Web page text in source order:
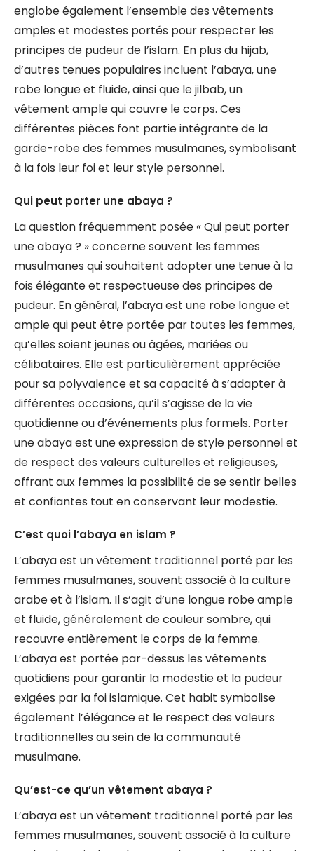
englobe également l’ensemble des vêtements
amples et modestes portés pour respecter les
principes de pudeur de l’islam. En plus du hijab,
d’autres tenues populaires incluent l’abaya, une
robe longue et fluide, ainsi que le jilbab, un
vêtement ample qui couvre le corps. Ces
différentes pièces font partie intégrante de la
garde-robe des femmes musulmanes, symbolisant
à la fois leur foi et leur style personnel.
Qui peut porter une abaya ?
La question fréquemment posée « Qui peut porter
une abaya ? » concerne souvent les femmes
musulmanes qui souhaitent adopter une tenue à la
fois élégante et respectueuse des principes de
pudeur. En général, l’abaya est une robe longue et
ample qui peut être portée par toutes les femmes,
qu’elles soient jeunes ou âgées, mariées ou
célibataires. Elle est particulièrement appréciée
pour sa polyvalence et sa capacité à s’adapter à
différentes occasions, qu’il s’agisse de la vie
quotidienne ou d’événements plus formels. Porter
une abaya est une expression de style personnel et
de respect des valeurs culturelles et religieuses,
offrant aux femmes la possibilité de se sentir belles
et confiantes tout en conservant leur modestie.
C’est quoi l’abaya en islam ?
L’abaya est un vêtement traditionnel porté par les
femmes musulmanes, souvent associé à la culture
arabe et à l’islam. Il s’agit d’une longue robe ample
et fluide, généralement de couleur sombre, qui
recouvre entièrement le corps de la femme.
L’abaya est portée par-dessus les vêtements
quotidiens pour garantir la modestie et la pudeur
exigées par la foi islamique. Cet habit symbolise
également l’élégance et le respect des valeurs
traditionnelles au sein de la communauté
musulmane.
Qu’est-ce qu’un vêtement abaya ?
L’abaya est un vêtement traditionnel porté par les
femmes musulmanes, souvent associé à la culture